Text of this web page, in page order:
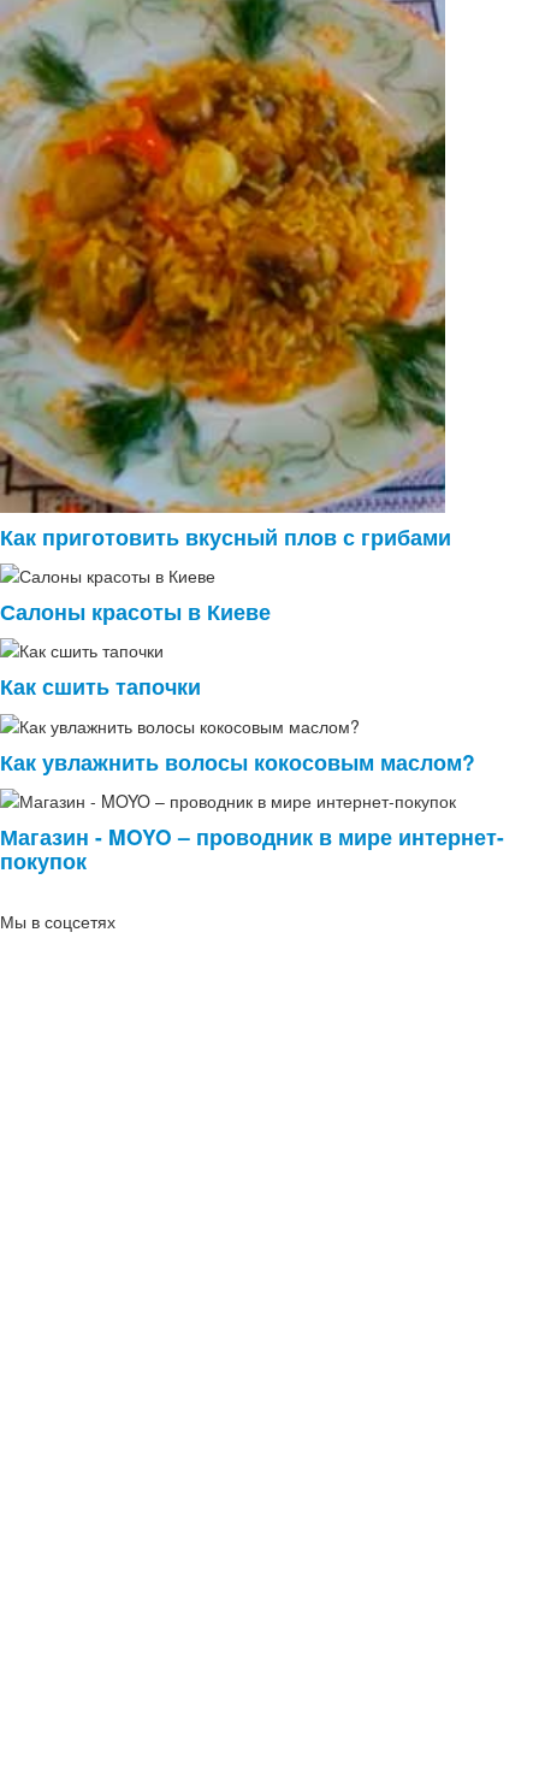
Как приготовить вкусный плов с грибами
Салоны красоты в Киеве
Как сшить тапочки
Как увлажнить волосы кокосовым маслом?
Магазин - MOYO – проводник в мире интернет-
покупок
Мы в соцсетях